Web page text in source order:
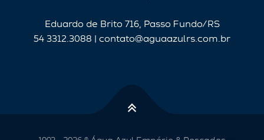
Eduardo de Brito 716, Passo Fundo/RS
54 3312.3088 | contato@aguaazulrs.com.br